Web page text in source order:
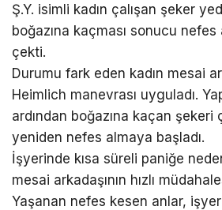
Ş.Y. isimli kadın çalışan şeker
boğazına kaçması sonucu
çekti.
Durumu fark eden kadın mesai
Heimlich manevrası uyguladı.
ardından boğazına kaçan şekeri
yeniden nefes almaya başladı.
İşyerinde kısa süreli paniğe
mesai arkadaşının hızlı
Yaşanan nefes kesen anlar,